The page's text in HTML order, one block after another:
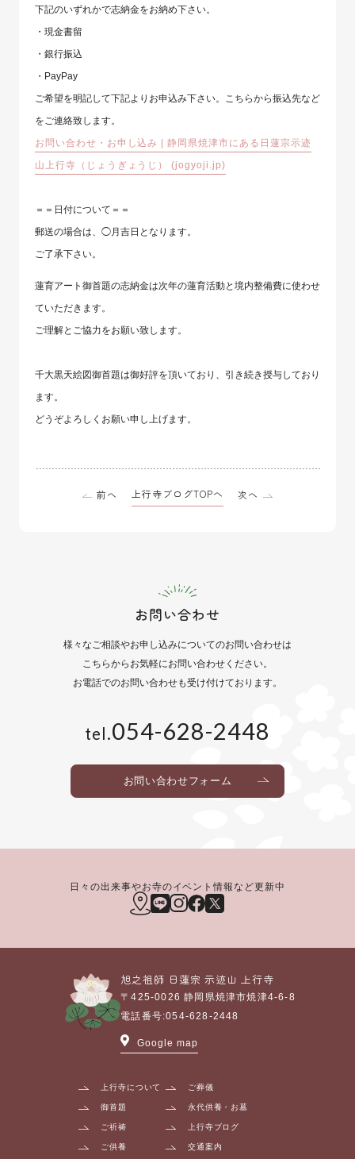
下記のいずれかで志納金をお納め下さい。
・現金書留
・銀行振込
・PayPay
ご希望を明記して下記よりお申込み下さい。こちらから振込先など
をご連絡致します。
お問い合わせ・お申し込み | 静岡県焼津市にある日蓮宗示迹
山上行寺（じょうぎょうじ） (jogyoji.jp)
＝＝日付について＝＝
郵送の場合は、◯月吉日となります。
ご了承下さい。
蓮育アート御首題の志納金は次年の蓮育活動と境内整備費に使わせ
ていただきます。
ご理解とご協力をお願い致します。
千大黒天絵図御首題は御好評を頂いており、引き続き授与しており
ます。
どうぞよろしくお願い申し上げます。
前へ 上行寺ブログTOPへ 次へ
お問い合わせ
様々なご相談やお申し込みについてのお問い合わせは
こちらからお気軽にお問い合わせください。
お電話でのお問い合わせも受け付けております。
tel.054-628-2448
お問い合わせフォーム
日々の出来事やお寺のイベント情報など更新中
旭之祖師 日蓮宗示迹山上行寺
〒425-0026静岡県焼津市焼津4-6-8
電話番号:054-628-2448
Google map
上行寺について ご葬儀
御首題 永代供養・お墓
ご祈祷 上行寺ブログ
ご供養 交通案内